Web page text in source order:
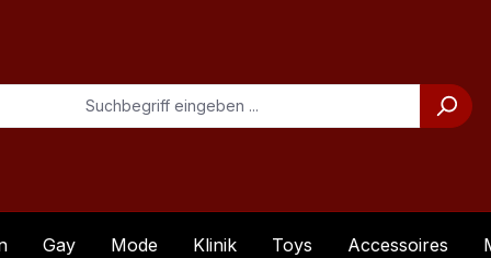
Gay Mode Klinik Toys Accessoires